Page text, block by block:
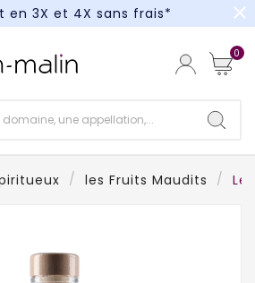
en 3X et 4X sans frais*
en 3X et 4X sans frais*
close
0
les Fruits Maudits